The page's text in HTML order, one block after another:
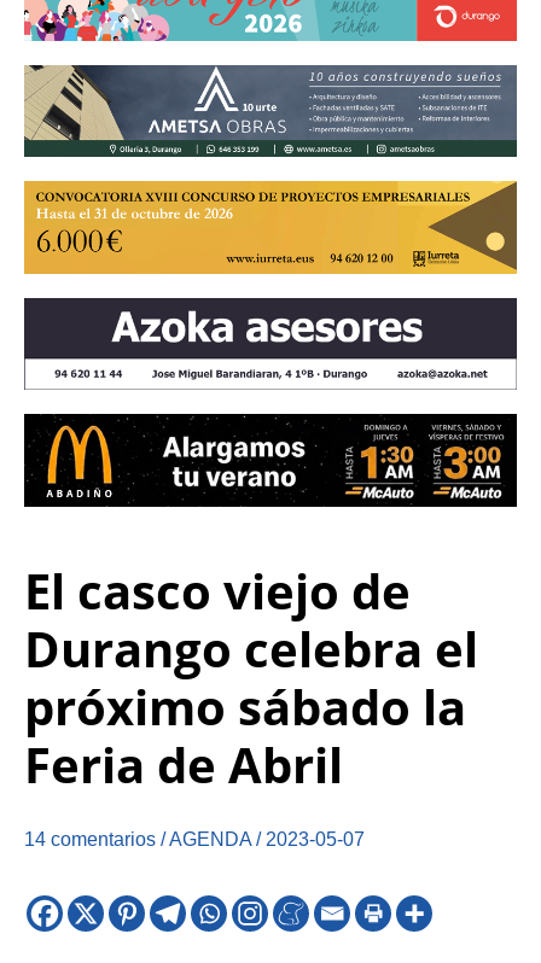
El casco viejo de
Durango celebra el
próximo sábado la
Feria de Abril
14 comentarios /AGENDA / 2023-05-07